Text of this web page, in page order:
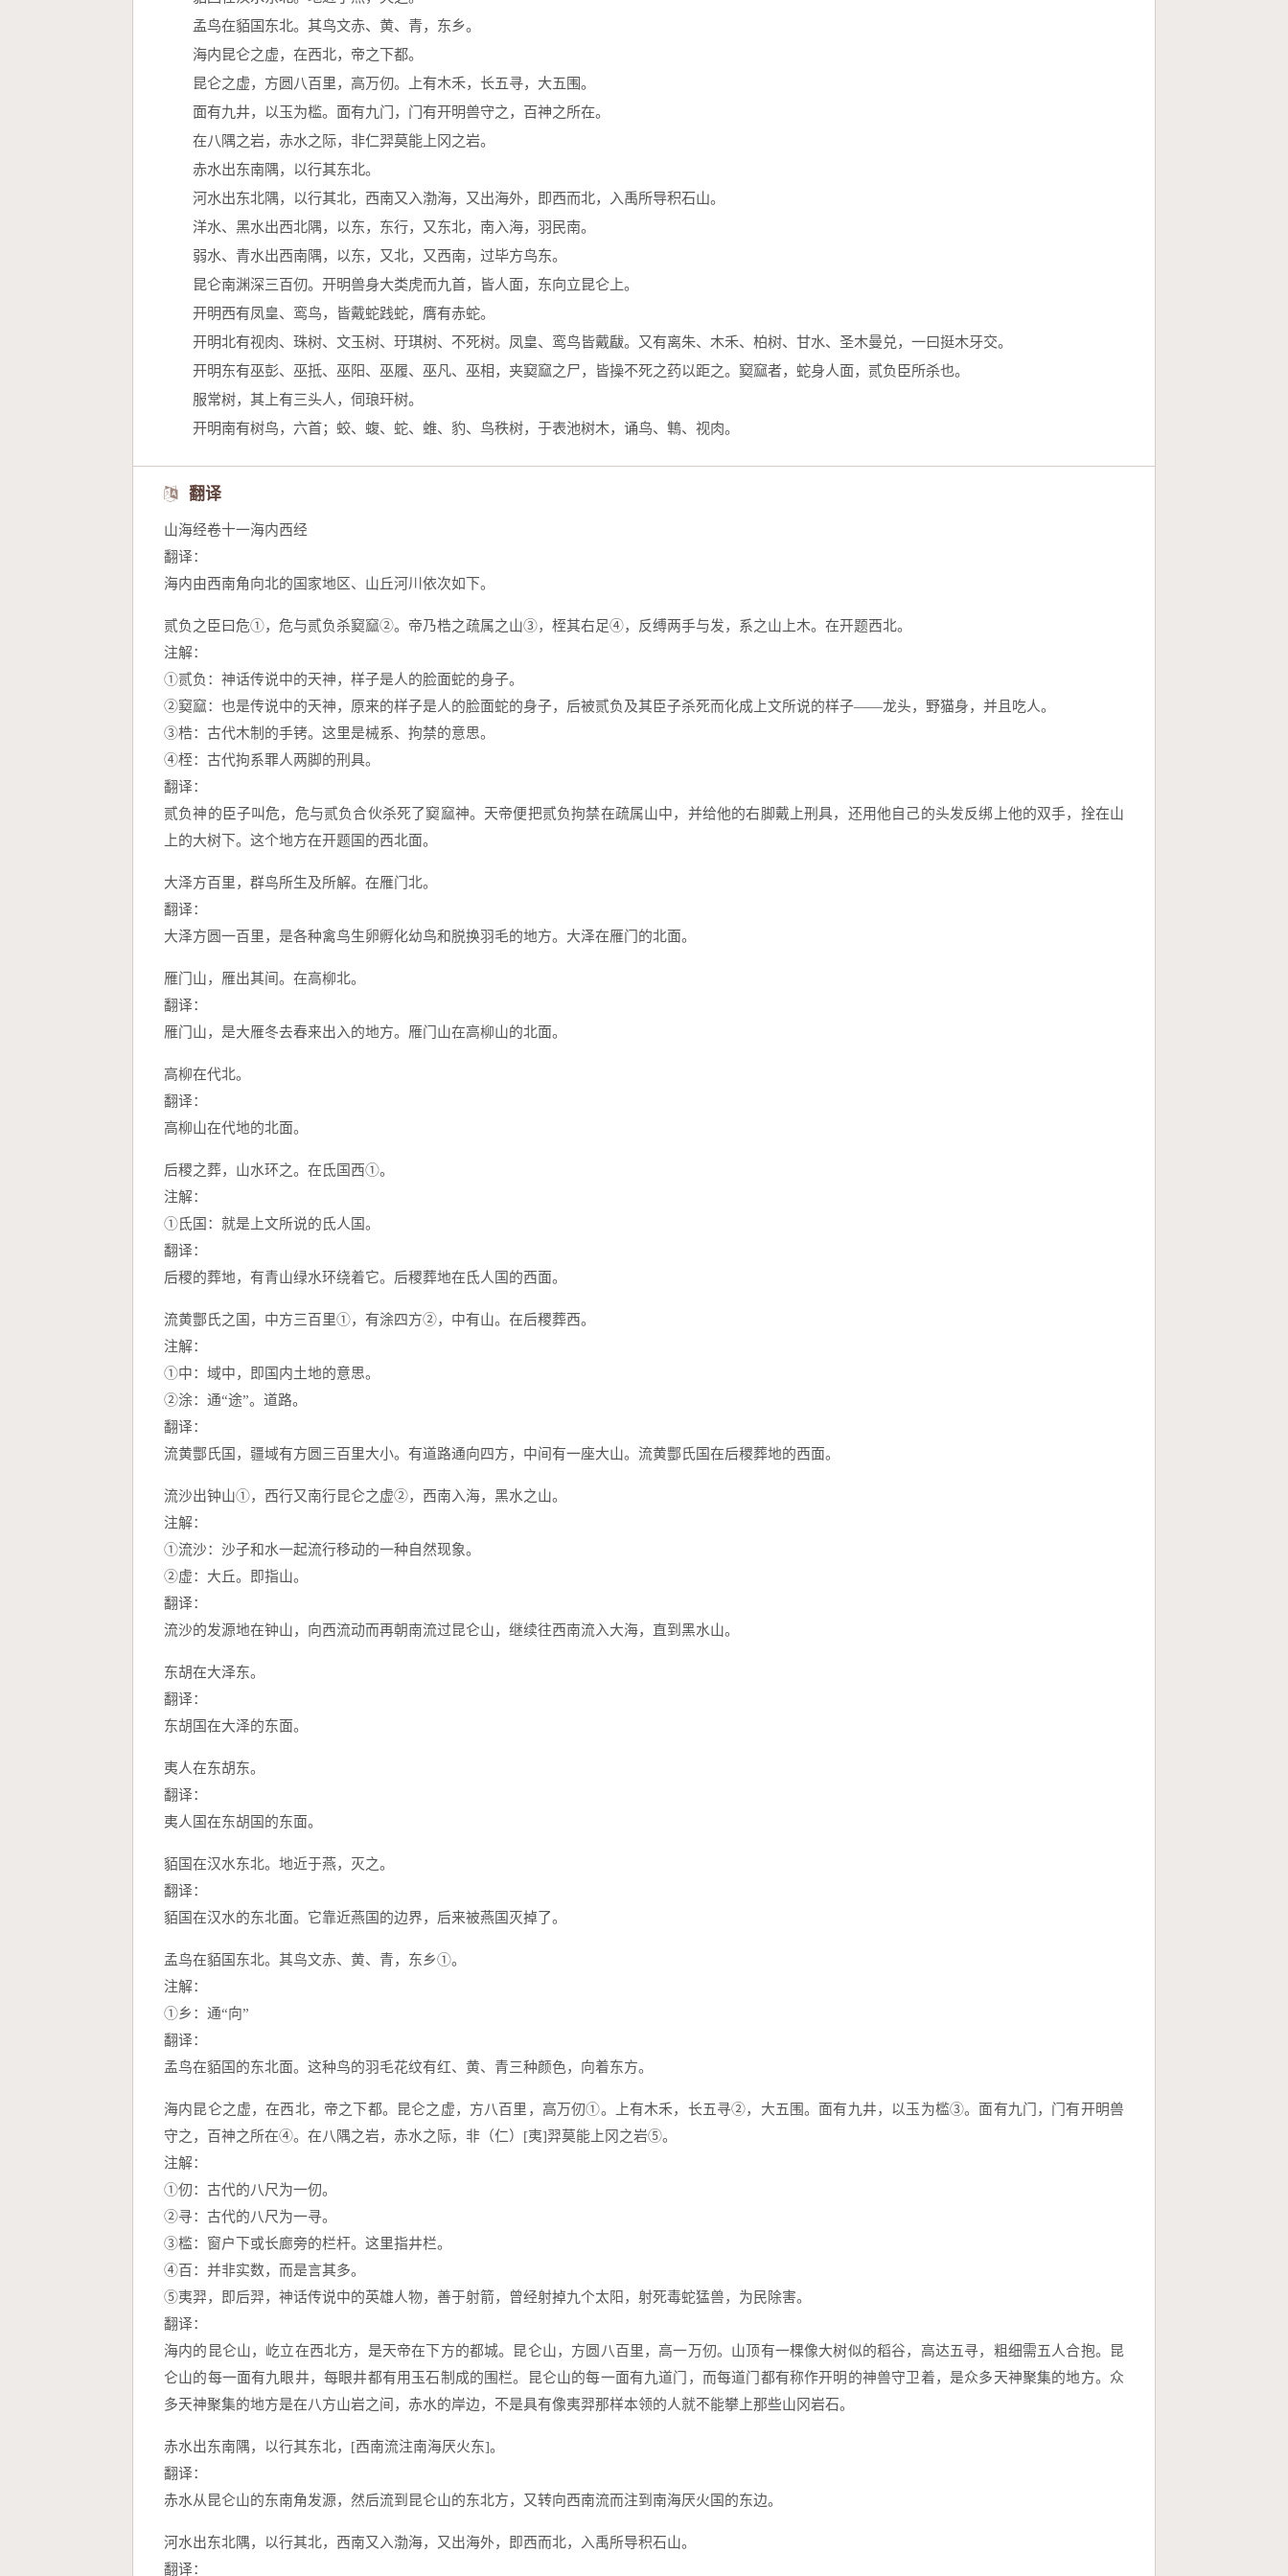
孟鸟在貊国东北。其鸟文赤、黄、青，东乡。
海内昆仑之虚，在西北，帝之下都。
昆仑之虚，方圆八百里，高万仞。上有木禾，长五寻，大五围。
面有九井，以玉为槛。面有九门，门有开明兽守之，百神之所在。
在八隅之岩，赤水之际，非仁羿莫能上冈之岩。
赤水出东南隅，以行其东北。
河水出东北隅，以行其北，西南又入渤海，又出海外，即西而北，入禹所导积石山。
洋水、黑水出西北隅，以东，东行，又东北，南入海，羽民南。
弱水、青水出西南隅，以东，又北，又西南，过毕方鸟东。
昆仑南渊深三百仞。开明兽身大类虎而九首，皆人面，东向立昆仑上。
开明西有凤皇、鸾鸟，皆戴蛇践蛇，膺有赤蛇。
开明北有视肉、珠树、文玉树、玗琪树、不死树。凤皇、鸾鸟皆戴瞂。又有离朱、木禾、柏树、甘水、圣木曼兑，一曰挺木牙交。
开明东有巫彭、巫抵、巫阳、巫履、巫凡、巫相，夹窫窳之尸，皆操不死之药以距之。窫窳者，蛇身人面，贰负臣所杀也。
服常树，其上有三头人，伺琅玕树。
开明南有树鸟，六首；蛟、蝮、蛇、蜼、豹、鸟秩树，于表池树木，诵鸟、鶽、视肉。
翻译
山海经卷十一海内西经
翻译：
海内由西南角向北的国家地区、山丘河川依次如下。
贰负之臣曰危①，危与贰负杀窫窳②。帝乃梏之疏属之山③，桎其右足④，反缚两手与发，系之山上木。在开题西北。
注解：
①贰负：神话传说中的天神，样子是人的脸面蛇的身子。
②窫窳：也是传说中的天神，原来的样子是人的脸面蛇的身子，后被贰负及其臣子杀死而化成上文所说的样子——龙头，野猫身，并且吃人。
③梏：古代木制的手铐。这里是械系、拘禁的意思。
④桎：古代拘系罪人两脚的刑具。
翻译：
贰负神的臣子叫危，危与贰负合伙杀死了窫窳神。天帝便把贰负拘禁在疏属山中，并给他的右脚戴上刑具，还用他自己的头发反绑上他的双手，拴在山
上的大树下。这个地方在开题国的西北面。
大泽方百里，群鸟所生及所解。在雁门北。
翻译：
大泽方圆一百里，是各种禽鸟生卵孵化幼鸟和脱换羽毛的地方。大泽在雁门的北面。
雁门山，雁出其间。在高柳北。
翻译：
雁门山，是大雁冬去春来出入的地方。雁门山在高柳山的北面。
高柳在代北。
翻译：
高柳山在代地的北面。
后稷之葬，山水环之。在氐国西①。
注解：
①氐国：就是上文所说的氐人国。
翻译：
后稷的葬地，有青山绿水环绕着它。后稷葬地在氐人国的西面。
流黄酆氏之国，中方三百里①，有涂四方②，中有山。在后稷葬西。
注解：
①中：域中，即国内土地的意思。
②涂：通“途”。道路。
翻译：
流黄酆氏国，疆域有方圆三百里大小。有道路通向四方，中间有一座大山。流黄酆氏国在后稷葬地的西面。
流沙出钟山①，西行又南行昆仑之虚②，西南入海，黑水之山。
注解：
①流沙：沙子和水一起流行移动的一种自然现象。
②虚：大丘。即指山。
翻译：
流沙的发源地在钟山，向西流动而再朝南流过昆仑山，继续往西南流入大海，直到黑水山。
东胡在大泽东。
翻译：
东胡国在大泽的东面。
夷人在东胡东。
翻译：
夷人国在东胡国的东面。
貊国在汉水东北。地近于燕，灭之。
翻译：
貊国在汉水的东北面。它靠近燕国的边界，后来被燕国灭掉了。
孟鸟在貊国东北。其鸟文赤、黄、青，东乡①。
注解：
①乡：通“向”
翻译：
孟鸟在貊国的东北面。这种鸟的羽毛花纹有红、黄、青三种颜色，向着东方。
海内昆仑之虚，在西北，帝之下都。昆仑之虚，方八百里，高万仞①。上有木禾，长五寻②，大五围。面有九井，以玉为槛③。面有九门，门有开明兽
守之，百神之所在④。在八隅之岩，赤水之际，非（仁）[夷]羿莫能上冈之岩⑤。
注解：
①仞：古代的八尺为一仞。
②寻：古代的八尺为一寻。
③槛：窗户下或长廊旁的栏杆。这里指井栏。
④百：并非实数，而是言其多。
⑤夷羿，即后羿，神话传说中的英雄人物，善于射箭，曾经射掉九个太阳，射死毒蛇猛兽，为民除害。
翻译：
海内的昆仑山，屹立在西北方，是天帝在下方的都城。昆仑山，方圆八百里，高一万仞。山顶有一棵像大树似的稻谷，高达五寻，粗细需五人合抱。昆
仑山的每一面有九眼井，每眼井都有用玉石制成的围栏。昆仑山的每一面有九道门，而每道门都有称作开明的神兽守卫着，是众多天神聚集的地方。众
多天神聚集的地方是在八方山岩之间，赤水的岸边，不是具有像夷羿那样本领的人就不能攀上那些山冈岩石。
赤水出东南隅，以行其东北，[西南流注南海厌火东]。
翻译：
赤水从昆仑山的东南角发源，然后流到昆仑山的东北方，又转向西南流而注到南海厌火国的东边。
河水出东北隅，以行其北，西南又入渤海，又出海外，即西而北，入禹所导积石山。
翻译：